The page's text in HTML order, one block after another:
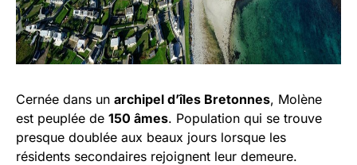
Cernée dans un archipel d’îles Bretonnes, Molène
est peuplée de 150 âmes. Population qui se trouve
presque doublée aux beaux jours lorsque les
résidents secondaires rejoignent leur demeure.